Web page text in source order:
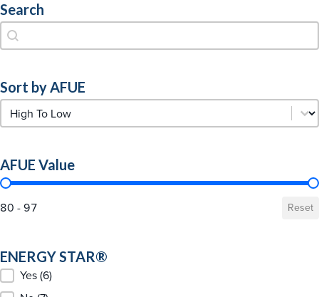
Search
Search
Search
Sort by AFUE
Sort by AFUE
Sort by AFUE
AFUE Value
AFUE Value
80 - 97 Reset
ENERGY STAR®
ENERGY STAR®
Yes(6)